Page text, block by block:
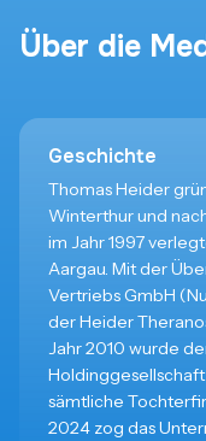
Über die
Geschichte
Thomas Heider
Winterthur und
im Jahr 1997
Aargau. Mit der
Vertriebs GmbH
der Heider
Jahr 2010 wurde
sämtliche
2024 zog das